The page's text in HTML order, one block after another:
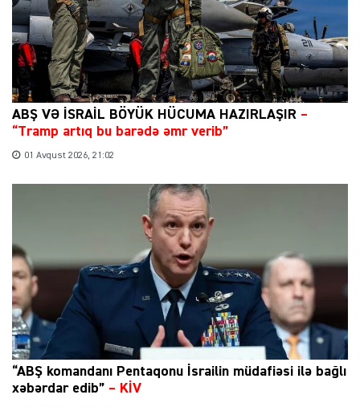
ABŞ VƏ İSRAİL BÖYÜK HÜCUMA HAZIRLAŞIR –
“Tramp artıq bu barədə əmr verib”
01 Avqust 2026, 21:02
“ABŞ komandanı Pentaqonu İsrailin müdafiəsi ilə bağlı
xəbərdar edib” – KİV